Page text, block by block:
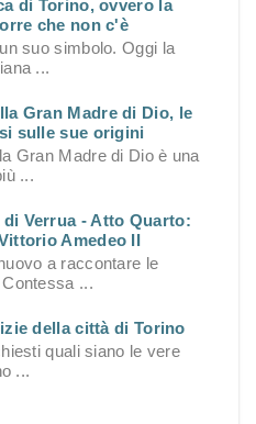
di Torino, ovvero la
che non c'è
suo simbolo. Oggi la
...
Gran Madre di Dio, le
sulle sue origini
Gran Madre di Dio è una
...
di Verrua - Atto Quarto:
Amedeo II
a raccontare le
...
della città di Torino
quali siano le vere
...